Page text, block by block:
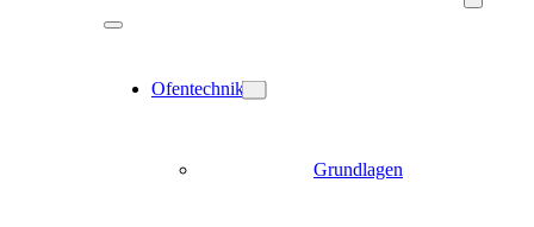
Ofentechnik
Grundlagen